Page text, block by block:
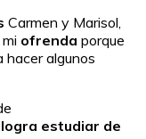
Carmen y Marisol,
ofrenda porque
hacer algunos
estudiar de